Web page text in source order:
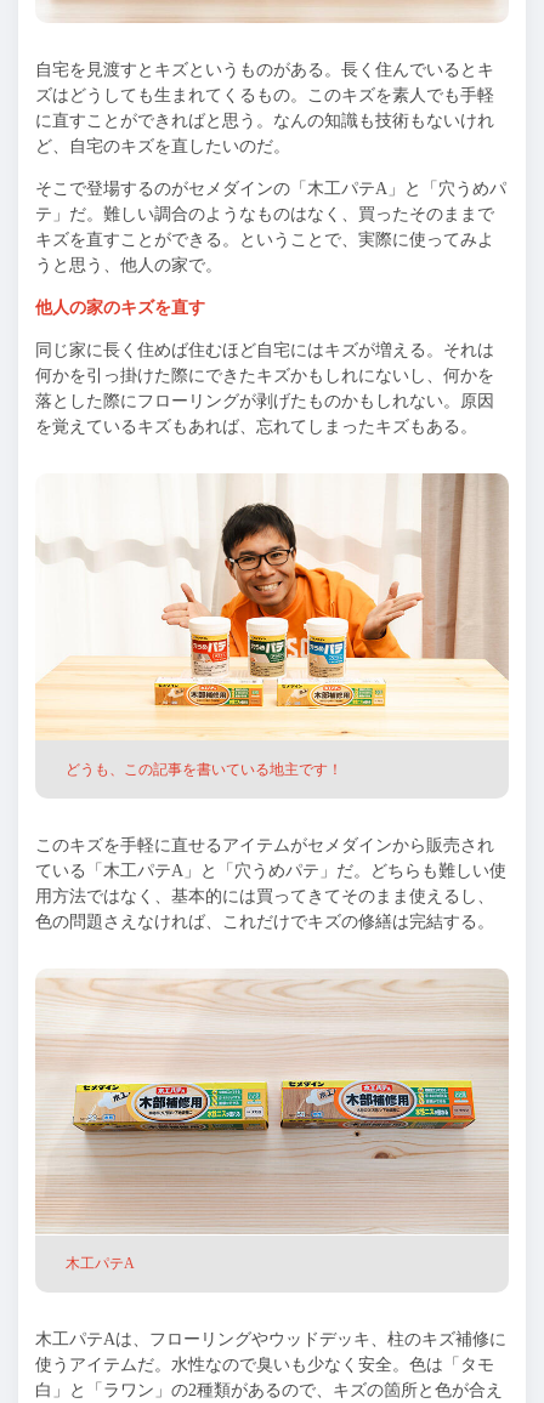
自宅を見渡すとキズというものがある。長く住んでいるとキ
ズはどうしても生まれてくるもの。このキズを素人でも手軽
に直すことができればと思う。なんの知識も技術もないけれ
ど、自宅のキズを直したいのだ。
そこで登場するのがセメダインの「木工パテA」と「穴うめパ
テ」だ。難しい調合のようなものはなく、買ったそのままで
キズを直すことができる。ということで、実際に使ってみよ
うと思う、他人の家で。
他人の家のキズを直す
同じ家に長く住めば住むほど自宅にはキズが増える。それは
何かを引っ掛けた際にできたキズかもしれにないし、何かを
落とした際にフローリングが剥げたものかもしれない。原因
を覚えているキズもあれば、忘れてしまったキズもある。
どうも、この記事を書いている地主です！
このキズを手軽に直せるアイテムがセメダインから販売され
ている「木工パテA」と「穴うめパテ」だ。どちらも難しい使
用方法ではなく、基本的には買ってきてそのまま使えるし、
色の問題さえなければ、これだけでキズの修繕は完結する。
木工パテA
木工パテAは、フローリングやウッドデッキ、柱のキズ補修に
使うアイテムだ。水性なので臭いも少なく安全。色は「タモ
白」と「ラワン」の2種類があるので、キズの箇所と色が合え